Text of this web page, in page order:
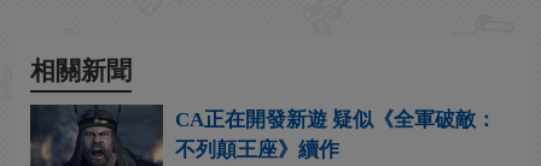
相關新聞
CA正在開發新遊 疑似《全軍破敵：
不列顛王座》續作